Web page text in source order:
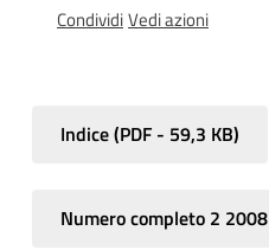
Autori
Norme
codice
CondividiVedi azioni
Indice(PDF - 59,3 KB)
Numero completo 2 2008